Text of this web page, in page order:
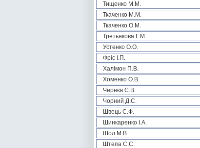
Тищенко М.М.
Ткаченко М.М.
Ткаченко О.М.
Третьякова Г.М.
Устенко О.О.
Фріс І.П.
Халімон П.В.
Хоменко О.В.
Чернєв Є.В.
Чорний Д.С.
Швець С.Ф.
Шинкаренко І.А.
Шол М.В.
Штепа С.С.